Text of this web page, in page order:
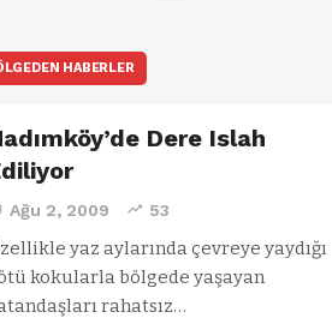
HABERLER
Dere Islah
Ağu 2, 2009 53
yaz aylarında çevreye yaydığı
kokularla bölgede yaşayan
rahatsız…